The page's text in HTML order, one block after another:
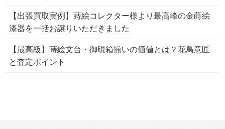
【出張買取実例】蒔絵コレクター様より最高峰の金蒔絵
漆器を一括お譲りいただきました
【最高級】蒔絵文台・御硯箱揃いの価値とは？花鳥意匠
と査定ポイント